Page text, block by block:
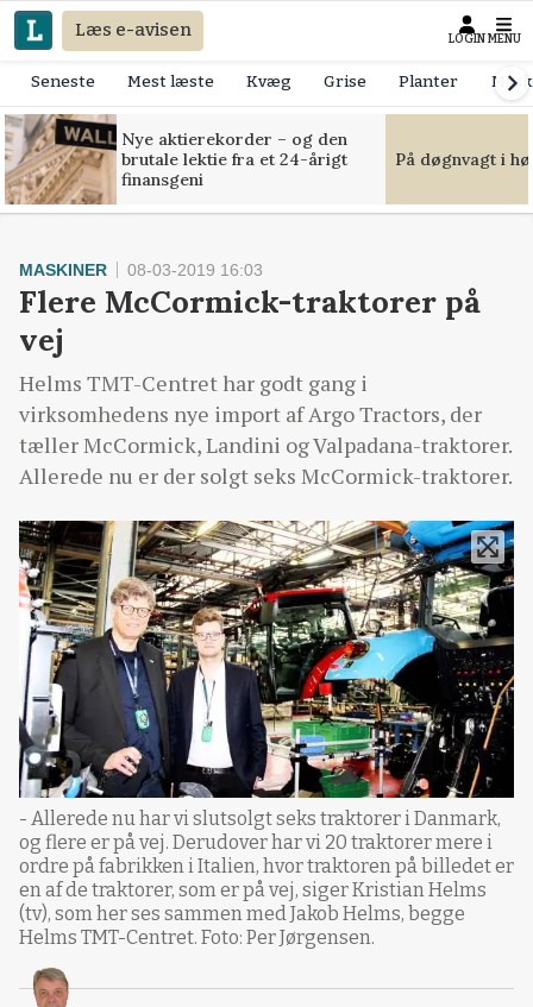
Læs e-avisen LOGIN MENU
Seneste Mest læste Kvæg Grise Planter
Nye aktierekorder – og den
brutale lektie fra et 24-årigt
finansgeni
På døgnvagt i
MASKINER 08-03-2019 16:03
Flere McCormick-traktorer på
vej
Helms TMT-Centret har godt gang i
virksomhedens nye import af Argo Tractors, der
tæller McCormick, Landini og Valpadana-traktorer.
Allerede nu er der solgt seks McCormick-traktorer.
- Allerede nu har vi slutsolgt seks traktorer i Danmark,
og flere er på vej. Derudover har vi 20 traktorer mere i
ordre på fabrikken i Italien, hvor traktoren på billedet er
en af de traktorer, som er på vej, siger Kristian Helms
(tv), som her ses sammen med Jakob Helms, begge
Helms TMT-Centret. Foto: Per Jørgensen.